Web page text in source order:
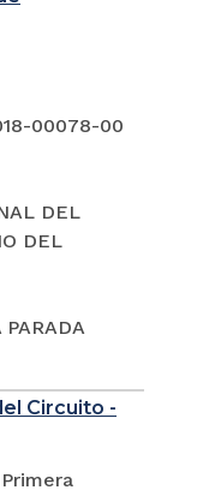
00078-00
DEL
DEL
Circuito -